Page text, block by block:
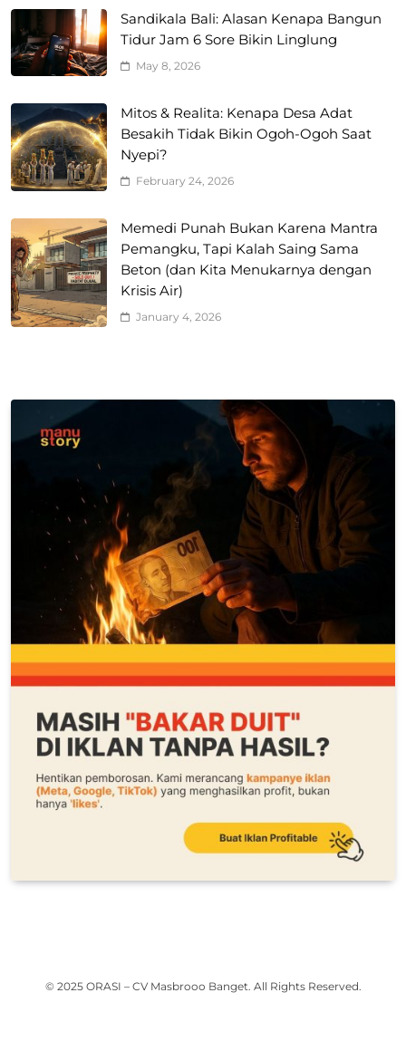
Sandikala Bali: Alasan Kenapa Bangun
Tidur Jam 6 Sore Bikin Linglung
May 8, 2026
Mitos & Realita: Kenapa Desa Adat
Besakih Tidak Bikin Ogoh-Ogoh Saat
Nyepi?
February 24, 2026
Memedi Punah Bukan Karena Mantra
Pemangku, Tapi Kalah Saing Sama
Beton (dan Kita Menukarnya dengan
Krisis Air)
January 4, 2026
© 2025 ORASI – CV Masbrooo Banget. All Rights Reserved.